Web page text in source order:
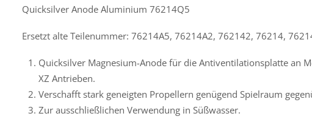
Quicksilver Anode Aluminium 76214Q5
Ersetzt alte Teilenummer: 76214A5, 76214A2, 762142, 76214,
Quicksilver Magnesium-Anode für die Antiventilationsplatte an
XZ Antrieben.
Verschafft stark geneigten Propellern genügend Spielraum
Zur ausschließlichen Verwendung in Süßwasser.